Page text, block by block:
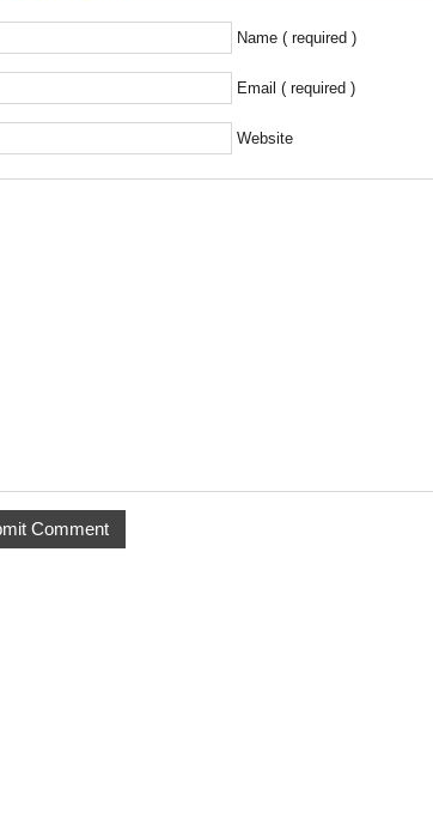
Name ( required )
Email ( required )
Website